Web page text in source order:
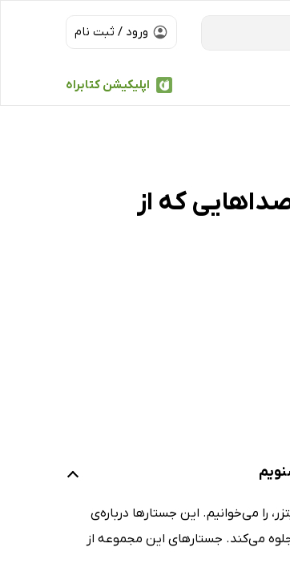
ورود / ثبت نام
اپلیکیشن کتابراه
که از
را می‌خوانیم. این جستارها درباره‌ی
می‌کند. جستارهای این مجموعه از